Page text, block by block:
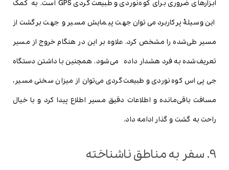
ابزارهای ضروری برای کوه‌نوردی و طبیعت‌گردی GPS است. به کمک
این وسیلۀ پرکاربرد می‌توان جهت پیمایش مسیر و جهت برگشت از
مسیر طی‌شده را مشخص کرد. علاوه بر این در هنگام خروج از مسیر
تعریف‌شده به فرد هشدار داده می‌شود. همچنین با داشتن دستگاه
جی پی اس کوه‌نوردی و طبیعت‌گردی می‌توان از میزان سختی مسیر،
مسافت باقی‌مانده و اطلاعات دقیق مسیر اطلاع پیدا کرد و با خیال
راحت به گشت و گذار ادامه داد.
9. سفر به مناطق ناشناخته